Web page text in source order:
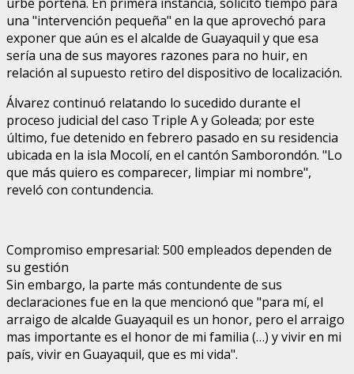
una "intervención pequeña" en la que aprovechó para
exponer que aún es el alcalde de Guayaquil y que esa
sería una de sus mayores razones para no huir, en
relación al supuesto retiro del dispositivo de localización.
Álvarez continuó relatando lo sucedido durante el
proceso judicial del caso Triple A y Goleada; por este
último, fue detenido en febrero pasado en su residencia
ubicada en la isla Mocolí, en el cantón Samborondón. "Lo
que más quiero es comparecer, limpiar mi nombre",
reveló con contundencia.
Compromiso empresarial: 500 empleados dependen de
su gestión
Sin embargo, la parte más contundente de sus
declaraciones fue en la que mencionó que "para mí, el
arraigo de alcalde Guayaquil es un honor, pero el arraigo
mas importante es el honor de mi familia (…) y vivir en mi
país, vivir en Guayaquil, que es mi vida".